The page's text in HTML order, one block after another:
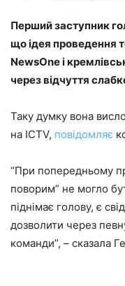
Перший заступник
що ідея проведення
NewsOne і
через відчуття
Таку думку вона
на ICTV, повідомляє
“При попередньому
поворим” не могло
піднімає голову, є
дозволити через
команди”, – сказала